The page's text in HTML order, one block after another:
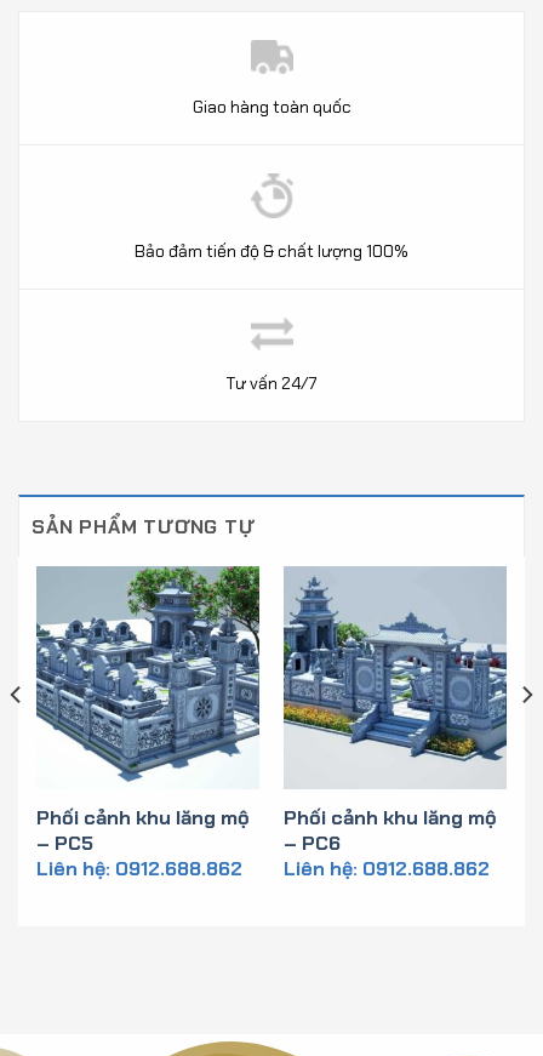
Giao hàng toàn quốc
Bảo đảm tiến độ & chất lượng 100%
Tư vấn 24/7
SẢN PHẨM TƯƠNG TỰ
Phối cảnh khu lăng mộ
– PC5
Liên hệ: 0912.688.862
Phối cảnh khu lăng mộ
– PC6
Liên hệ: 0912.688.862